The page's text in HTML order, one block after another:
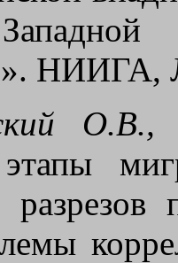
НИИГА,
разрезов